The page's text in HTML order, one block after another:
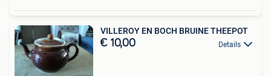
VILLEROY EN BOCH BRUINE THEEPOT
€ 10,00 Details